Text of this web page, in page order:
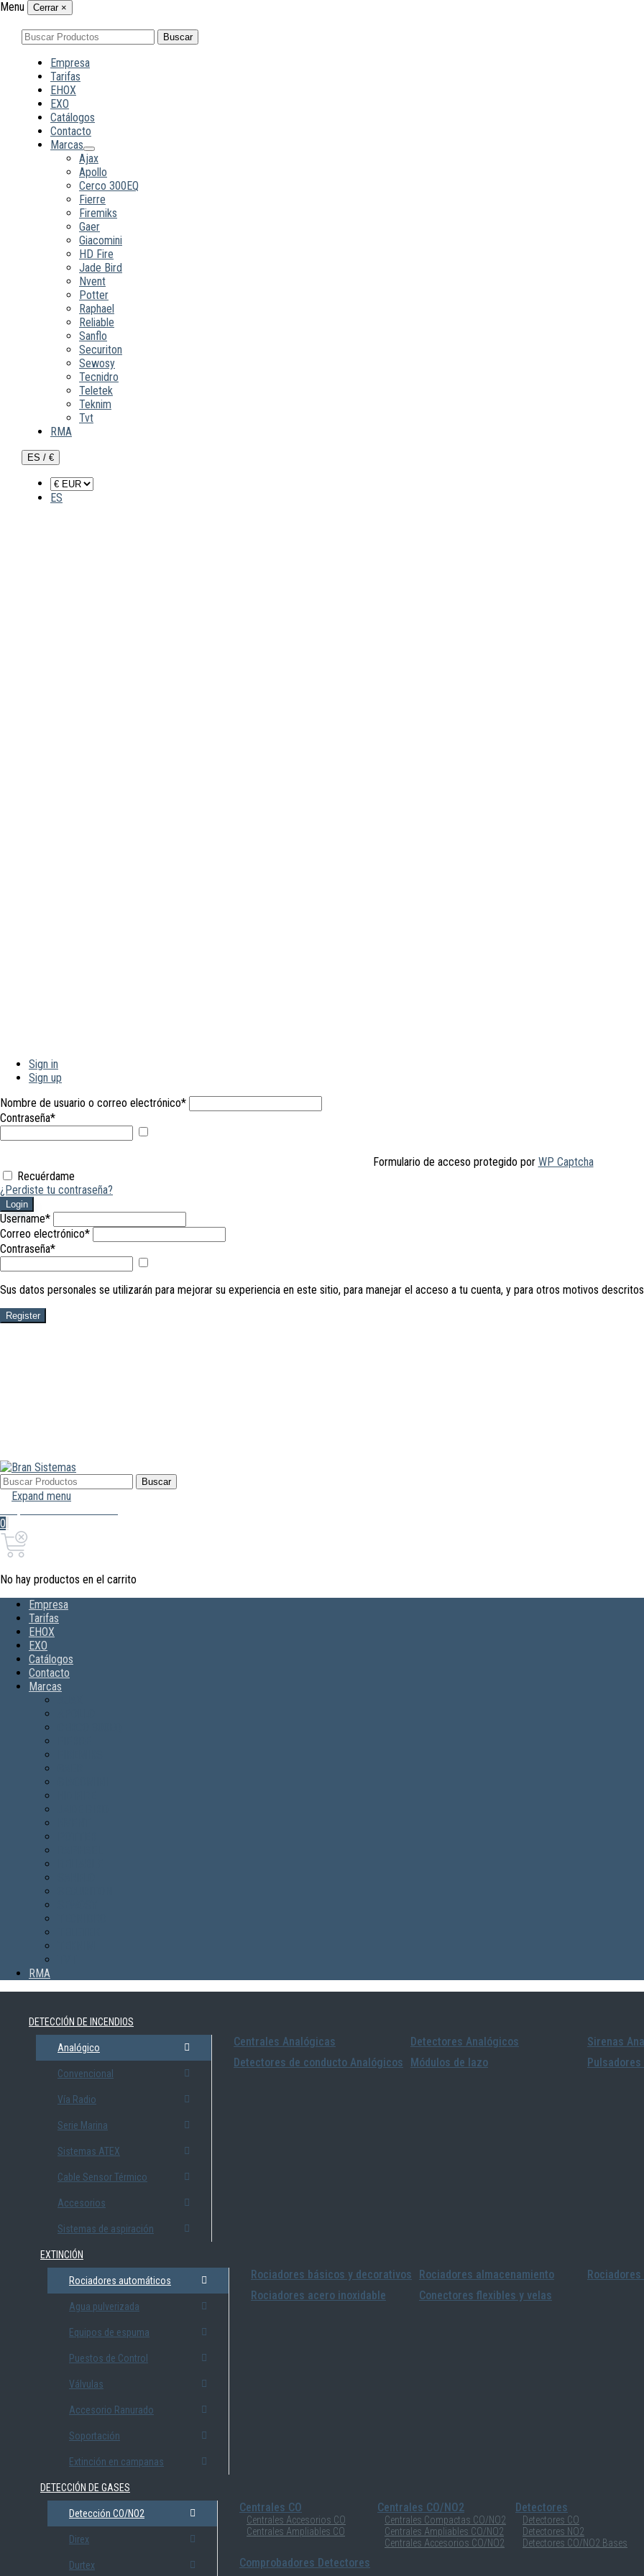
Menu Cerrar ×
Buscar
por:
Buscar
Empresa
Tarifas
EHOX
EXO
Catálogos
Contacto
Marcas
Ajax
Apollo
Cerco 300EQ
Fierre
Firemiks
Gaer
Giacomini
HD Fire
Jade Bird
Nvent
Potter
Raphael
Reliable
Sanflo
Securiton
Sewosy
Tecnidro
Teletek
Teknim
Tvt
RMA
ES / €
ES
Sign in
Sign up
Nombre de usuario o correo electrónico*
Contraseña*
Formulario de acceso protegido por WP Captcha
Recuérdame
¿Perdiste tu contraseña?
Login
Username*
Correo electrónico*
Contraseña*
Sus datos personales se utilizarán para mejorar su experiencia en este sitio, para manejar el acceso a tu cuenta, y para otros motivos
Register
Buscar
por:
Buscar
Expand menu
0
No hay productos en el carrito
Empresa
Tarifas
EHOX
EXO
Catálogos
Contacto
Marcas
RMA
DETECCIÓN DE INCENDIOS
Analógico
Convencional
Vía Radio
Serie Marina
Sistemas ATEX
Cable Sensor Térmico
Accesorios
Sistemas de aspiración
Centrales Analógicas Detectores Analógicos
Sirenas
Detectores de conducto Analógicos
Módulos de lazo
EXTINCIÓN
Rociadores automáticos
Agua pulverizada
Equipos de espuma
Puestos de Control
Válvulas
Accesorio Ranurado
Soportación
Extinción en campanas
Rociadores básicos y decorativos Rociadores almacenamiento
Rociadores acero inoxidable
Conectores flexibles y velas
DETECCIÓN DE GASES
Detección CO/NO2
Direx
Durtex
Centrales CO
Centrales Accesorios CO
Centrales Ampliables CO
Centrales CO/NO2
Centrales Compactas CO/NO2
Centrales Ampliables CO/NO2
Centrales Accesorios CO/NO2
Detectores
Detectores CO
Detectores NO2
Detectores CO/NO2 Bases
Comprobadores Detectores